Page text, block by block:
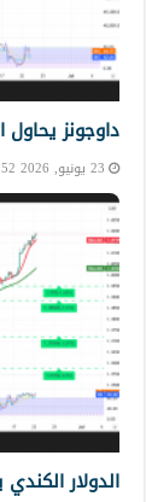
داوجونز يحاول
23 يونيو, 2026 9:52 ص
الدولار الكندي